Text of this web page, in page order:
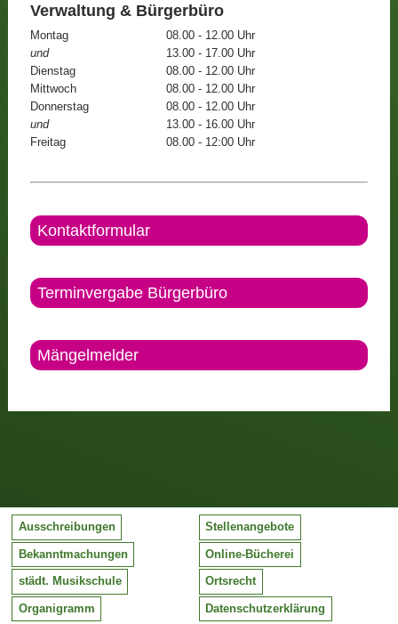
Verwaltung & Bürgerbüro
Montag
08.00 - 12.00 Uhr
und
13.00 - 17.00 Uhr
Dienstag
08.00 - 12.00 Uhr
Mittwoch
08.00 - 12.00 Uhr
Donnerstag
08.00 - 12.00 Uhr
und
13.00 - 16.00 Uhr
Freitag
08.00 - 12:00 Uhr
Kontaktformular
Terminvergabe Bürgerbüro
Mängelmelder
Ausschreibungen Stellenangebote
Bekanntmachungen Online-Bücherei
städt. Musikschule Ortsrecht
Organigramm Datenschutzerklärung